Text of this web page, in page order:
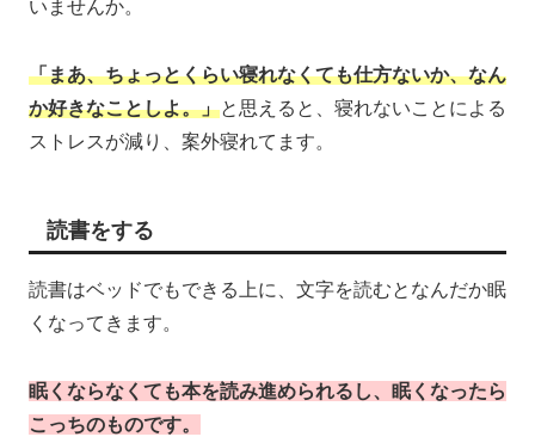
いませんか。
「まあ、ちょっとくらい寝れなくても仕方ないか、なん
か好きなことしよ。」と思えると、寝れないことによる
ストレスが減り、案外寝れてます。
読書をする
読書はベッドでもできる上に、文字を読むとなんだか眠
くなってきます。
眠くならなくても本を読み進められるし、眠くなったら
こっちのものです。